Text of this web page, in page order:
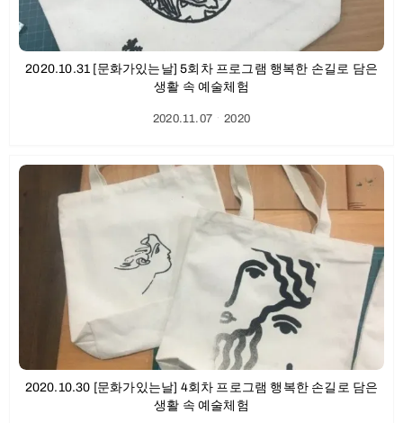
2020.10.31 [문화가있는날] 5회차 프로그램 행복한 손길로 담은
생활 속 예술체험
2020.11.07ㆍ2020
2020.10.30 [문화가있는날] 4회차 프로그램 행복한 손길로 담은
생활 속 예술체험